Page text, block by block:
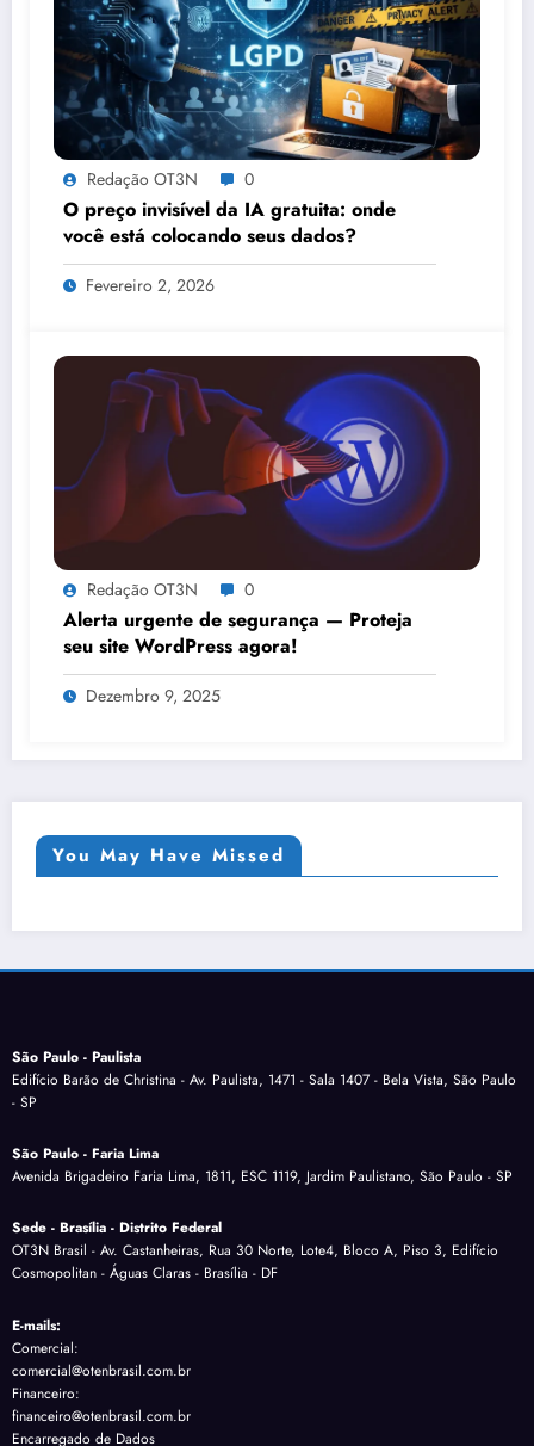
Redação OT3N 0
O preço invisível da IA gratuita: onde
você está colocando seus dados?
Fevereiro 2, 2026
Redação OT3N 0
Alerta urgente de segurança — Proteja
seu site WordPress agora!
Dezembro 9, 2025
You May Have Missed
São Paulo - Paulista
Edifício Barão de Christina - Av. Paulista, 1471 - Sala 1407 - Bela Vista, São Paulo
- SP
São Paulo - Faria Lima
Avenida Brigadeiro Faria Lima, 1811, ESC 1119, Jardim Paulistano, São Paulo - SP
Sede - Brasília - Distrito Federal
OT3N Brasil - Av. Castanheiras, Rua 30 Norte, Lote4, Bloco A, Piso 3, Edifício
Cosmopolitan - Águas Claras - Brasília - DF
E-mails:
Comercial:
comercial@otenbrasil.com.br
Financeiro:
financeiro@otenbrasil.com.br
Encarregado de Dados